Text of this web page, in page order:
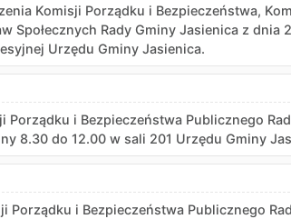
Komisji Porządku i Bezpieczeństwa,
Społecznych Rady Gminy Jasienica z dnia
Urzędu Gminy Jasienica.
Porządku i Bezpieczeństwa Publicznego
8.30 do 12.00 w sali 201 Urzędu Gminy
Porządku i Bezpieczeństwa Publicznego